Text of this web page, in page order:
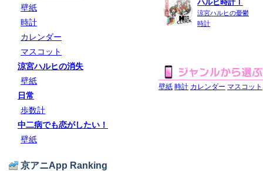
壁紙
時計
カレンダー
マスコット
涼宮ハルヒの消失
壁紙
日常
歩数計
中二病でも恋がしたい！
壁紙
京アニApp Ranking
ハルヒ時計Ⅰ
涼宮ハルヒの憂鬱
時計
壁紙 時計 カレンダー マスコット